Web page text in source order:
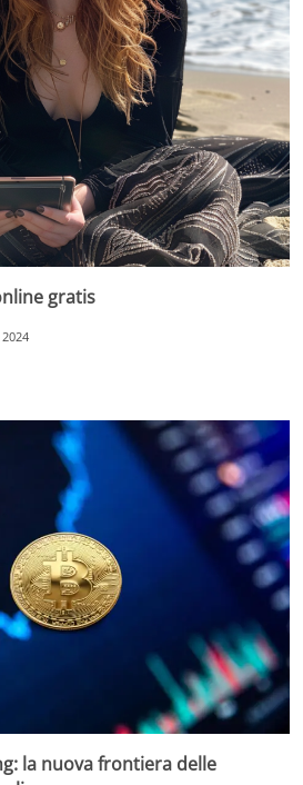
gratis
la nuova frontiera delle
Change privacy settings